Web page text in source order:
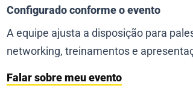
Configurado conforme o evento
A equipe ajusta a disposição para
networking, treinamentos e
Falar sobre meu evento